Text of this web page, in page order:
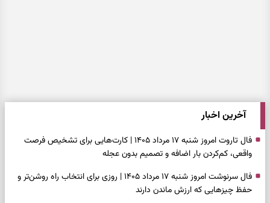
آخرین اخبار
فال تاروت امروز شنبه ۱۷ مرداد ۱۴۰۵ | کارت‌هایی برای تشخیص فرصت
واقعی، کم‌کردن بار اضافه و تصمیم بدون عجله
فال سرنوشت امروز شنبه ۱۷ مرداد ۱۴۰۵ | روزی برای انتخاب راه روشن‌تر و
حفظ چیزهایی که ارزش ماندن دارند